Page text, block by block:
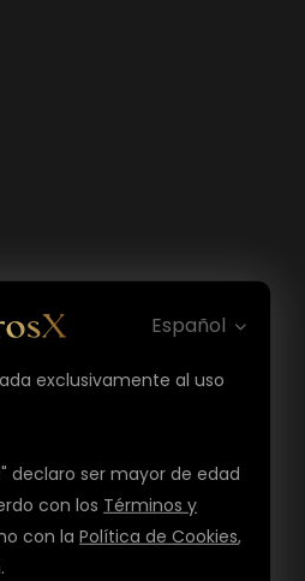
Español
exclusivamente al uso
declaro ser mayor de edad
con los Términos y
con laPolítica de Cookies,